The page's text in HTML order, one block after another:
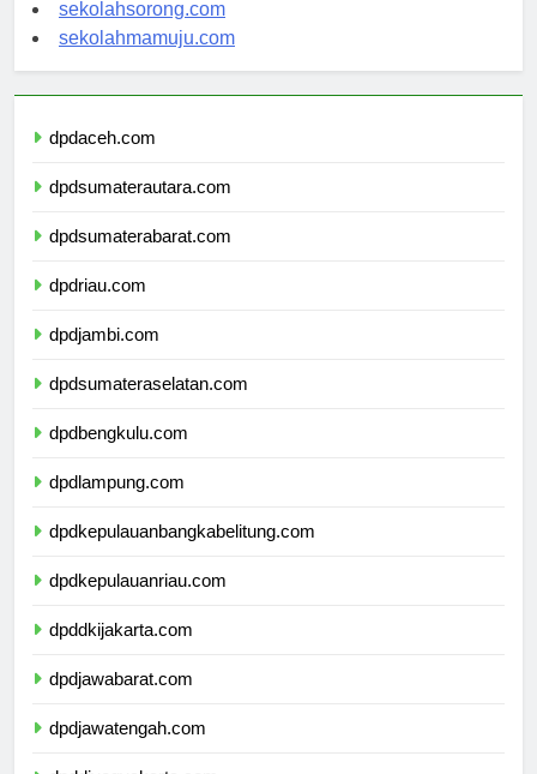
sekolahsorong.com